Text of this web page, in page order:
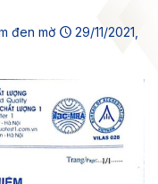
đen mờ
29/11/2021,